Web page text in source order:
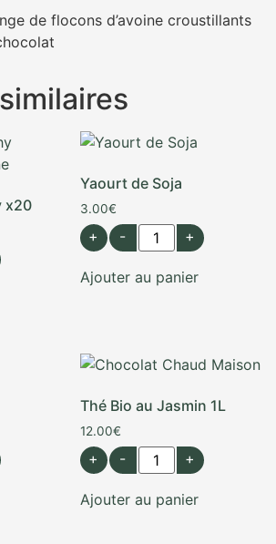
de flocons d’avoine croustillants
x20
Yaourt de Soja
3.00€
+ - +
Ajouter au panier
Thé Bio au Jasmin 1L
12.00€
+ - +
Ajouter au panier